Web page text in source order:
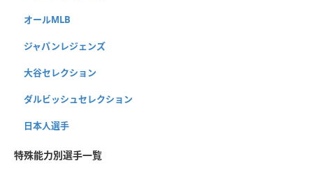
オールMLB
ジャパンレジェンズ
大谷セレクション
ダルビッシュセレクション
日本人選手
特殊能力別選手一覧